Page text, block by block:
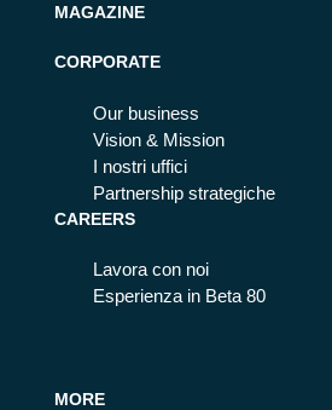
MAGAZINE
CORPORATE
Our business
Vision & Mission
I nostri uffici
Partnership strategiche
CAREERS
Lavora con noi
Esperienza in Beta 80
MORE